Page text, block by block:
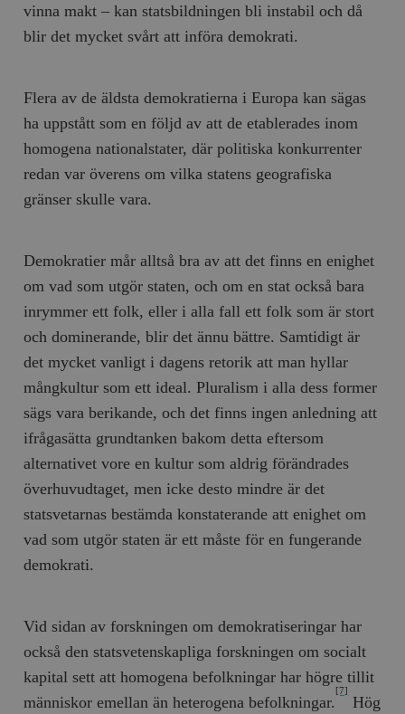
vinna makt – kan statsbildningen bli instabil och då
blir det mycket svårt att införa demokrati.
Flera av de äldsta demokratierna i Europa kan sägas
ha uppstått som en följd av att de etablerades inom
homogena nationalstater, där politiska konkurrenter
redan var överens om vilka statens geografiska
gränser skulle vara.
Demokratier mår alltså bra av att det finns en enighet
om vad som utgör staten, och om en stat också bara
inrymmer ett folk, eller i alla fall ett folk som är stort
och dominerande, blir det ännu bättre. Samtidigt är
det mycket vanligt i dagens retorik att man hyllar
mångkultur som ett ideal. Pluralism i alla dess former
sägs vara berikande, och det finns ingen anledning att
ifrågasätta grundtanken bakom detta eftersom
alternativet vore en kultur som aldrig förändrades
överhuvudtaget, men icke desto mindre är det
statsvetarnas bestämda konstaterande att enighet om
vad som utgör staten är ett måste för en fungerande
demokrati.
Vid sidan av forskningen om demokratiseringar har
också den statsvetenskapliga forskningen om socialt
kapital sett att homogena befolkningar har högre tillit
människor emellan än heterogena befolkningar.
[7]
Hög